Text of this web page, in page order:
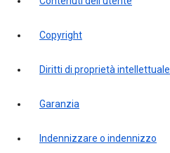
copyright
Diritti di proprietà intellettuale
garanzia
indennizzare o indennizzo